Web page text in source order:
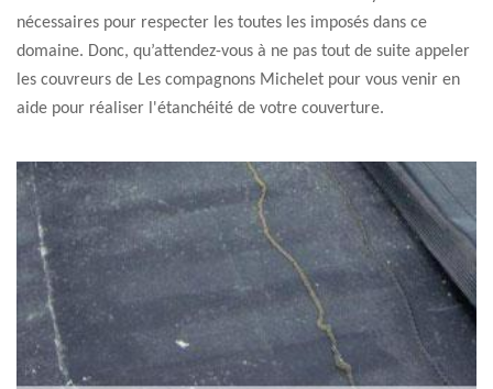
nécessaires pour respecter les toutes les imposés dans ce
domaine. Donc, qu’attendez-vous à ne pas tout de suite appeler
les couvreurs de Les compagnons Michelet pour vous venir en
aide pour réaliser l'étanchéité de votre couverture.